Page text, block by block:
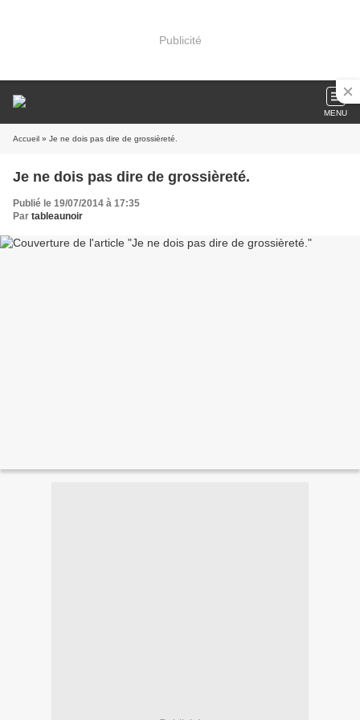
Publicité
MENU
Accueil » Je ne dois pas dire de grossièreté.
Je ne dois pas dire de grossièreté.
Publié le 19/07/2014 à 17:35
Par tableaunoir